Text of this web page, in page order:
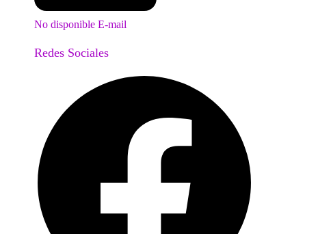
No disponible E-mail
Redes Sociales